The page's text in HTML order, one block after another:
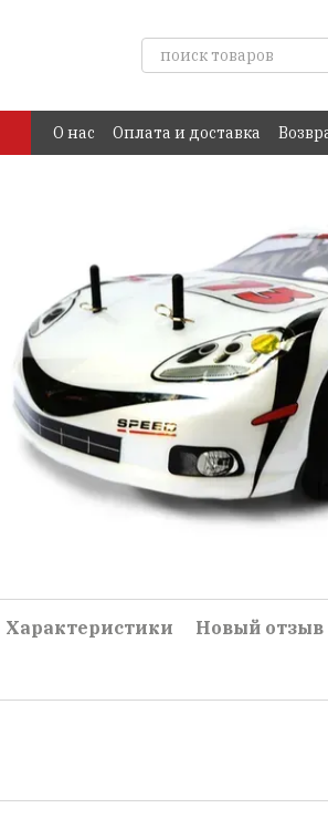
О нас Оплата и доставка
Характеристики Новый